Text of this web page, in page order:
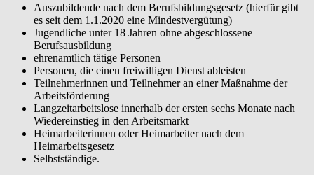
Auszubildende nach dem Berufsbildungsgesetz (hierfür gibt
es seit dem 1.1.2020 eine Mindestvergütung)
Jugendliche unter 18 Jahren ohne abgeschlossene
Berufsausbildung
ehrenamtlich tätige Personen
Personen, die einen freiwilligen Dienst ableisten
Teilnehmerinnen und Teilnehmer an einer Maßnahme der
Arbeitsförderung
Langzeitarbeitslose innerhalb der ersten sechs Monate nach
Wiedereinstieg in den Arbeitsmarkt
Heimarbeiterinnen oder Heimarbeiter nach dem
Heimarbeitsgesetz
Selbstständige.